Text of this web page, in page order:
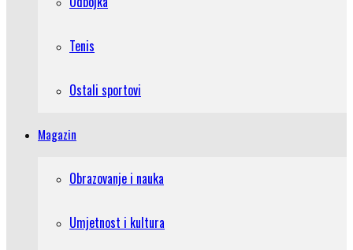
Tenis
Ostali sportovi
Magazin
Obrazovanje i nauka
Umjetnost i kultura